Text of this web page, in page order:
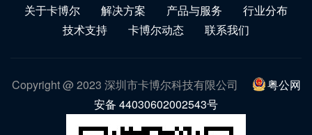
关于卡博尔 解决方案 产品与服务
行业分布
技术支持
卡博尔动态 联系我们
Copyright @ 2023 深圳市卡博尔科技有限公司
粤公网
安备 44030602002543号